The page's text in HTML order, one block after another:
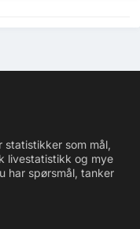
statistikker som mål,
livestatistikk og mye
har spørsmål, tanker